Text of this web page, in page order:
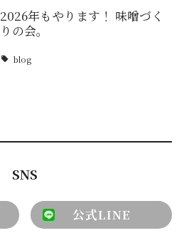
2026年もやります！ 味噌づく
りの会。
blog
SNS
公式LINE